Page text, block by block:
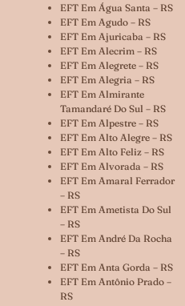
EFT Em Água Santa – RS
EFT Em Agudo – RS
EFT Em Ajuricaba – RS
EFT Em Alecrim – RS
EFT Em Alegrete – RS
EFT Em Alegria – RS
EFT Em Almirante
Tamandaré Do Sul – RS
EFT Em Alpestre – RS
EFT Em Alto Alegre – RS
EFT Em Alto Feliz – RS
EFT Em Alvorada – RS
EFT Em Amaral Ferrador
– RS
EFT Em Ametista Do Sul
– RS
EFT Em André Da Rocha
– RS
EFT Em Anta Gorda – RS
EFT Em Antônio Prado –
RS